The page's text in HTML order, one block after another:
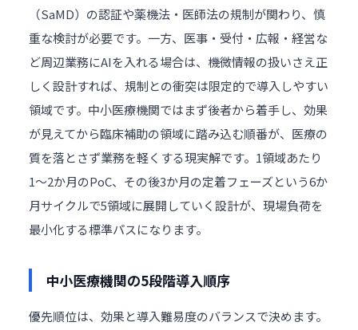
（SaMD）の認証や薬機法・医師法の規制が関わり、慎
重な検討が必要です。一方、医事・受付・広報・経営な
ど周辺業務にAIを入れる場合は、機微情報の扱いさえ正
しく設計すれば、規制との衝突は限定的で導入しやすい
領域です。中小医療機関ではまず後者から着手し、効果
が見えてから臨床補助の領域に踏み込む順番が、医療の
質を落とさず業務を軽くする現実解です。1領域あたり
1〜2か月のPoC、その後3か月の定着フェーズという6か
月サイクルで5領域に展開していく設計が、現場負荷を
最小化する標準パスになります。
中小医療機関の5段階導入順序
優先順位は、効果と導入難易度のバランスで決めます。